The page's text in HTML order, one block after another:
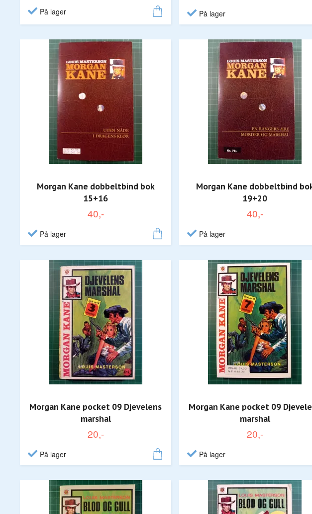
På lager På lager
Morgan Kane dobbeltbind bok
15+16
40,-
På lager
Morgan Kane dobbeltbind
19+20
40,-
På lager
Morgan Kane pocket 09 Djevelens
marshal
20,-
På lager
Morgan Kane pocket 09
marshal
20,-
På lager